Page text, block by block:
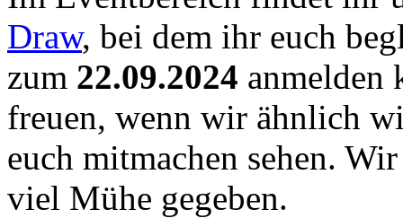
Draw, bei dem ihr euch
zum 22.09.2024 anmelden
freuen, wenn wir ähnlich
euch mitmachen sehen.
viel Mühe gegeben.